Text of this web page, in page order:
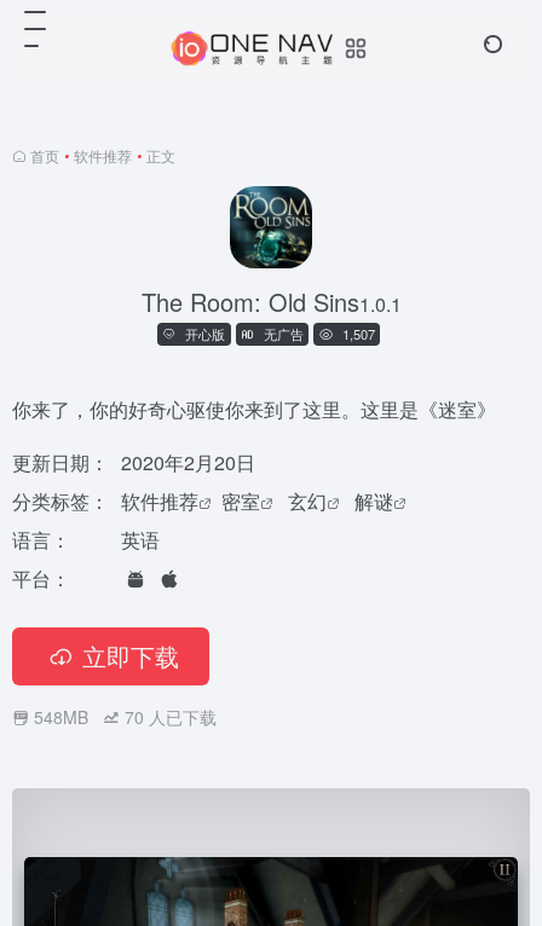
首页 • 软件推荐 • 正文
The Room: Old Sins1.0.1
开心版 无广告 1,507
你来了，你的好奇心驱使你来到了这里。这里是《迷室》
更新日期：
2020年2月20日
分类标签：
软件推荐 密室 玄幻
解谜
语言：
英语
平台：
立即下载
548MB 70 人已下载